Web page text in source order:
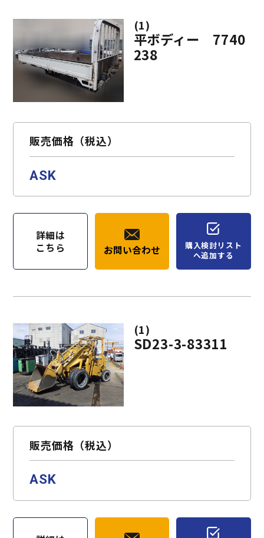
(1)
平ボディー 7740
238
販売価格（税込）
ASK
詳細は
こちら
お問い合わせ
購入検討リスト
へ追加する
(1)
SD23-3-83311
販売価格（税込）
ASK